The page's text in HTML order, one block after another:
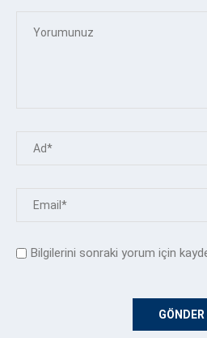
Bilgilerini sonraki yorum için